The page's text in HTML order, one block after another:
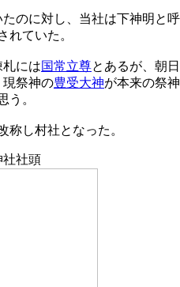
のに対し、当社は下神明と呼
れていた。
には 国常立尊とあるが、朝日
現祭神の豊受大神が本来の祭神
う。
称し村社となった。
社社頭